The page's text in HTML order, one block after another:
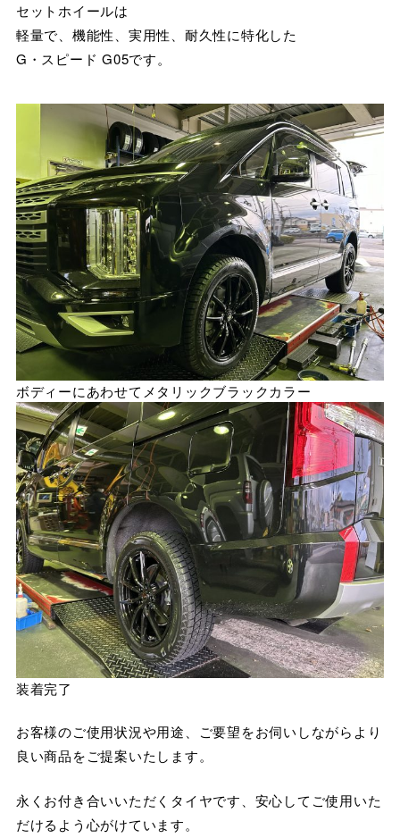
セットホイールは
軽量で、機能性、実用性、耐久性に特化した
G・スピード G05です。
ボディーにあわせてメタリックブラックカラー
装着完了
お客様のご使用状況や用途、ご要望をお伺いしながらより
良い商品をご提案いたします。
永くお付き合いいただくタイヤです、安心してご使用いた
だけるよう心がけています。